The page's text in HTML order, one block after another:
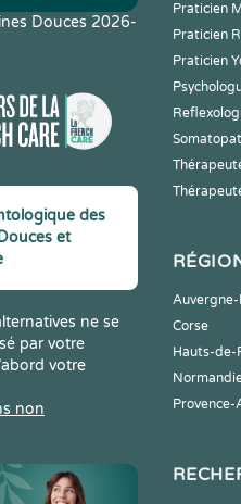
Douces 2026-
des
et
ne se
par votre
votre
non
Praticien
Praticien
Praticien
Corse
Hauts-de-